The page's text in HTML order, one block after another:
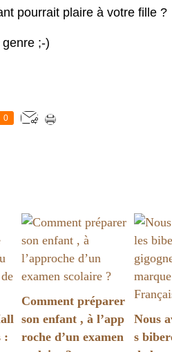
pourrait plaire à votre fille ?
;-)
0
:
Comment préparer
son enfant , à l’app
roche d’un examen
Nous
s